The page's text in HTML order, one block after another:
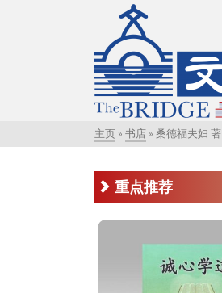
主页 » 书店 » 桑德福夫妇 著
重点推荐